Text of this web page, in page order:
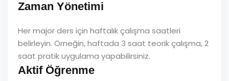
Zaman Yönetimi
Her major ders için haftalık çalışma saatleri
belirleyin. Örneğin, haftada 3 saat teorik çalışma, 2
saat pratik uygulama yapabilirsiniz.
Aktif Öğrenme